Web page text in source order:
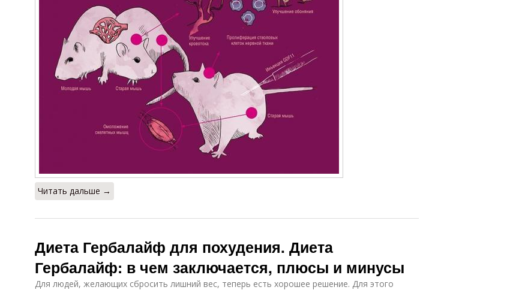
Читать дальше →
Диета Гербалайф для похудения. Диета
Гербалайф: в чем заключается, плюсы и минусы
Для людей, желающих сбросить лишний вес, теперь есть хорошее решение. Для этого